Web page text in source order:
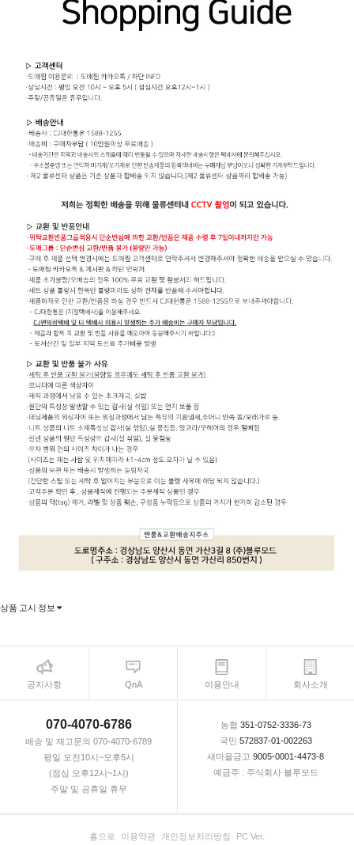
상품 고시 정보
공지사항 QnA 이용안내 회사소개
070-4070-6786
배송 및 재고문의 070-4070-6789
평일 오전10시~오후5시
(점심 오후12시~1시)
주말 및 공휴일 휴무
농협 351-0752-3336-73
국민 572837-01-002263
새마을금고 9005-0001-4473-8
예금주 : 주식회사 블루모드
홈으로 이용약관 개인정보처리방침 PC Ver.